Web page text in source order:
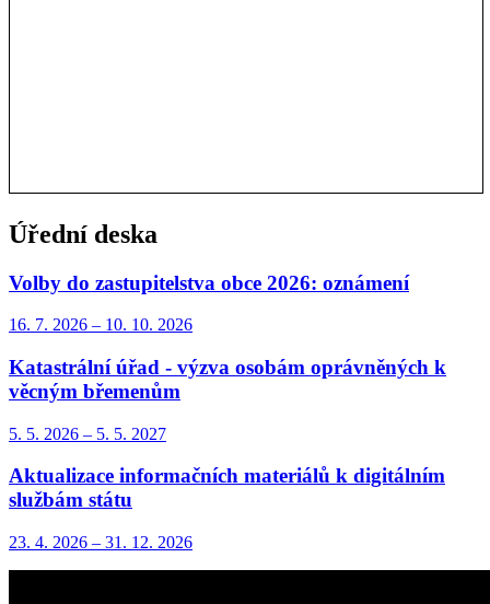
Úřední deska
Volby do zastupitelstva obce 2026: oznámení
16. 7. 2026 – 10. 10. 2026
Katastrální úřad - výzva osobám oprávněných k
věcným břemenům
5. 5. 2026 – 5. 5. 2027
Aktualizace informačních materiálů k digitálním
službám státu
23. 4. 2026 – 31. 12. 2026